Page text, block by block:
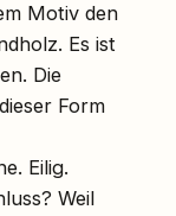
Motiv den
Es ist
Die
Form
Eilig.
Weil